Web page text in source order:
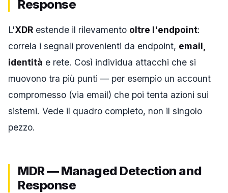
Response
L'XDR estende il rilevamento oltre l'endpoint:
correla i segnali provenienti da endpoint, email,
identità e rete. Così individua attacchi che si
muovono tra più punti — per esempio un account
compromesso (via email) che poi tenta azioni sui
sistemi. Vede il quadro completo, non il singolo
pezzo.
MDR — Managed Detection and
Response